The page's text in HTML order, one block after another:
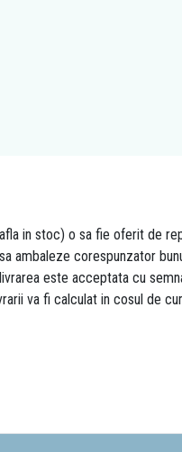
in stoc) o sa fie oferit de
ambaleze corespunzator
este acceptata cu
va fi calculat in cosul de